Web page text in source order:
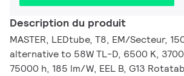
Description du produit
MASTER, LEDtube, T8, EM/Secteur,
alternative to 58W TL-D, 6500 K, 3700
75000 h, 185 lm/W, EEL B, G13